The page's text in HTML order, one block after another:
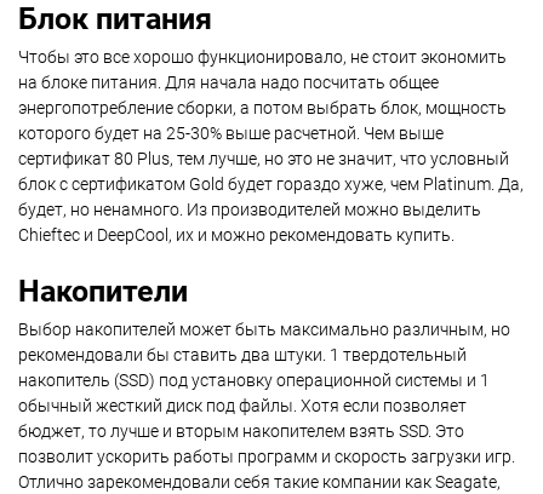
Блок питания
Чтобы это все хорошо функционировало, не стоит экономить
на блоке питания. Для начала надо посчитать общее
энергопотребление сборки, а потом выбрать блок, мощность
которого будет на 25-30% выше расчетной. Чем выше
сертификат 80 Plus, тем лучше, но это не значит, что условный
блок с сертификатом Gold будет гораздо хуже, чем Platinum. Да,
будет, но ненамного. Из производителей можно выделить
Chieftec и DeepCool, их и можно рекомендовать купить.
Накопители
Выбор накопителей может быть максимально различным, но
рекомендовали бы ставить два штуки. 1 твердотельный
накопитель (SSD) под установку операционной системы и 1
обычный жесткий диск под файлы. Хотя если позволяет
бюджет, то лучше и вторым накопителем взять SSD. Это
позволит ускорить работы программ и скорость загрузки игр.
Отлично зарекомендовали себя такие компании как Seagate,